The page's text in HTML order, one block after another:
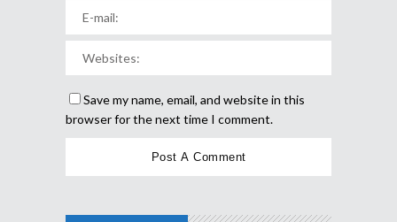
Save my name, email, and website in this
browser for the next time I comment.